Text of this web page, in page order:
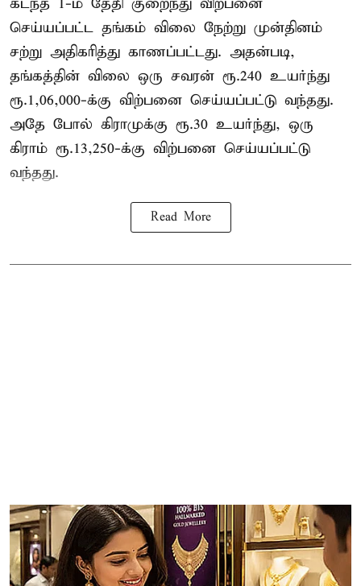
கடந்த 1-ம் தேதி குறைந்து விற்பனை
செய்யப்பட்ட தங்கம் விலை நேற்று முன்தினம்
சற்று அதிகரித்து காணப்பட்டது. அதன்படி,
தங்கத்தின் விலை ஒரு சவரன் ரூ.240 உயர்ந்து
ரூ.1,06,000-க்கு விற்பனை செய்யப்பட்டு வந்தது.
அதே போல் கிராமுக்கு ரூ.30 உயர்ந்து, ஒரு
கிராம் ரூ.13,250-க்கு விற்பனை செய்யப்பட்டு
வந்தது.
Read More